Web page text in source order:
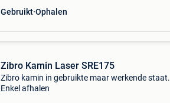
Gebruikt Ophalen
Zibro Kamin Laser SRE175
Zibro kamin in gebruikte maar werkende staat.
Enkel afhalen